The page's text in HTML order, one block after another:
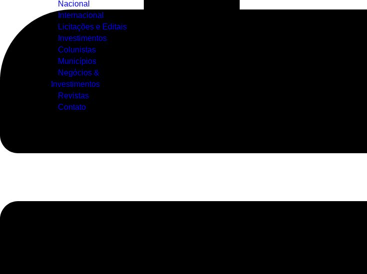
Nacional
Internacional
Licitações e Editais
Investimentos
Colunistas
Municípios
Negócios &
Investimentos
Revistas
Contato